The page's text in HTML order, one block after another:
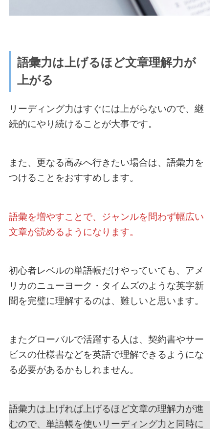
語彙力は上げるほど文章理解力が
上がる
リーディング力はすぐには上がらないので、継
続的にやり続けることが大事です。
また、更なる高みへ行きたい場合は、語彙力を
つけることをおすすめします。
語彙を増やすことで、ジャンルを問わず幅広い
文章が読めるようになります。
初心者レベルの単語帳だけやっていても、アメ
リカのニューヨーク・タイムズのような英字新
聞を完璧に理解するのは、難しいと思います。
またグローバルで活躍する人は、契約書やサー
ビスの仕様書などを英語で理解できるようにな
る必要があるかもしれません。
語彙力は上げれば上げるほど文章の理解力が進
むので、単語帳を使いリーディング力と同時に